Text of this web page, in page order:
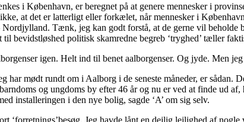
i København, er beregnet på at genere mennesker i
at det er latterligt eller forkælet, når mennesker i
Tænk, jeg kan godt forstå, at de gerne vil beholde
bevidstløshed politisk skamredne begreb ‘tryghed’ tæller
igen. Helt ind til benet aalborgenser. Og jyde. Men
har mødt rundt om i Aalborg i de seneste måneder, er
og ungdoms by efter 46 år og nu er ved at finde ud
installeringen i den nye bolig, sagde ‘A’ om sig selv.
‘forretnings’besøg. Jeg havde lånt en dejlig lejlighed af